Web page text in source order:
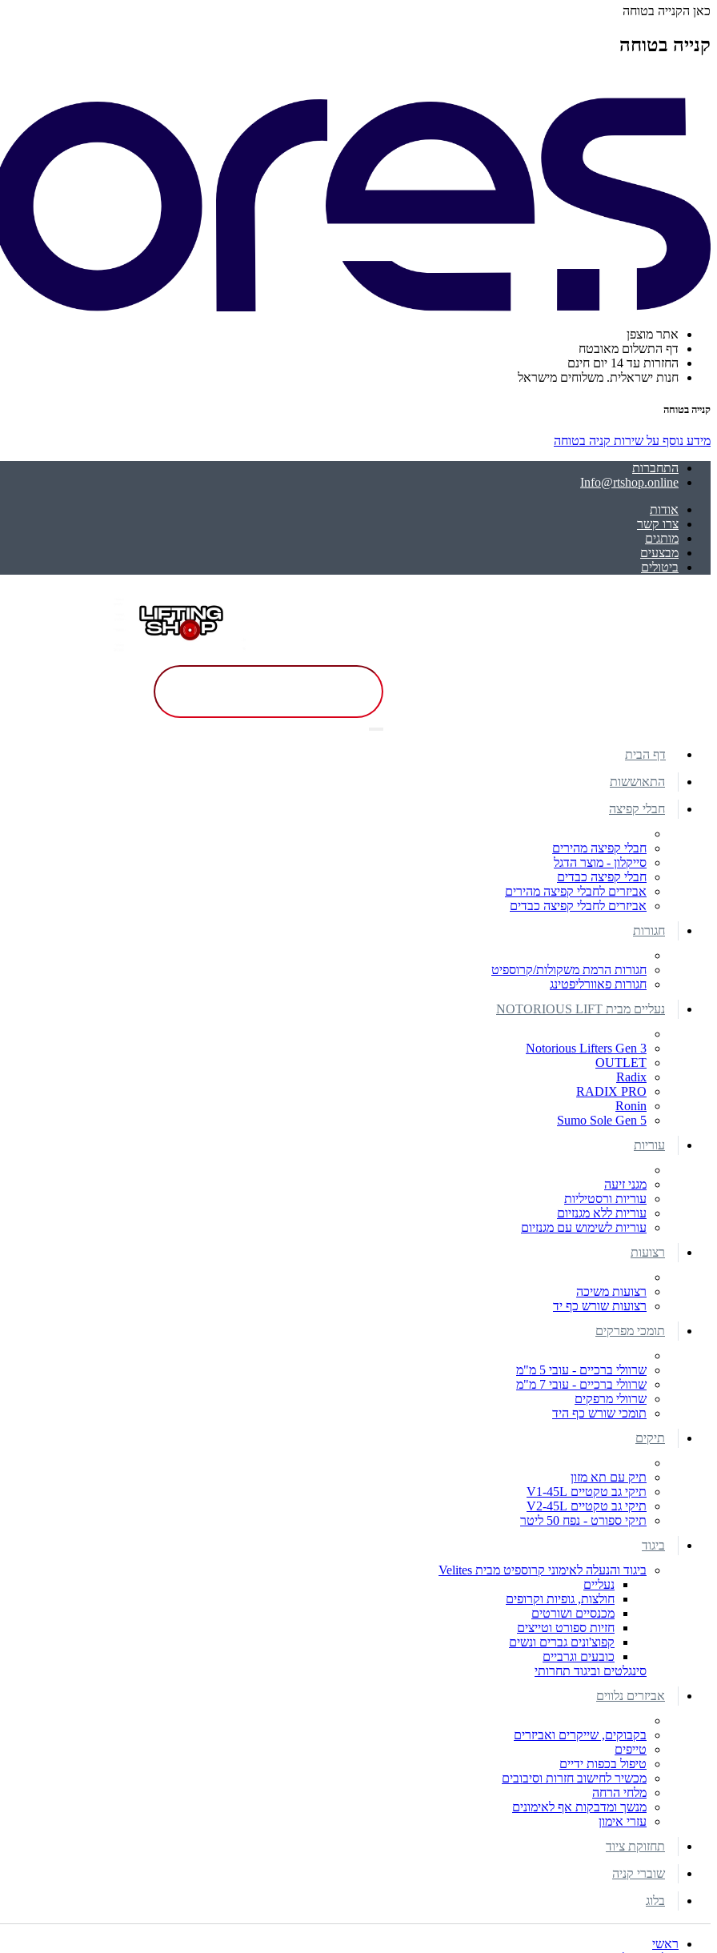
כאן הקנייה בטוחה
קנייה בטוחה
אתר מוצפן
דף התשלום מאובטח
החזרות עד 14 יום חינם
חנות ישראלית. משלוחים מישראל
קנייה בטוחה
מידע נוסף על שירות קניה בטוחה
התחברות
Info@rtshop.online
אודות
צרו קשר
מותגים
מבצעים
ביטולים
דף הבית
התאוששות
חבלי קפיצה
חבלי קפיצה מהירים
סייקלון - מוצר הדגל
חבלי קפיצה כבדים
אביזרים לחבלי קפיצה מהירים
אביזרים לחבלי קפיצה כבדים
חגורות
חגורות הרמת משקולות/קרוספיט
חגורות פאוורליפטינג
נעליים מבית NOTORIOUS LIFT
Notorious Lifters Gen 3
OUTLET
Radix
RADIX PRO
Ronin
Sumo Sole Gen 5
עוריות
מגני זיעה
עוריות ורסטיליות
עוריות ללא מגנזיום
עוריות לשימוש עם מגנזיום
רצועות
רצועות משיכה
רצועות שורש כף יד
תומכי מפרקים
שרוולי ברכיים - עובי 5 מ"מ
שרוולי ברכיים - עובי 7 מ"מ
שרוולי מרפקים
תומכי שורש כף היד
תיקים
תיק עם תא מזון
תיקי גב טקטיים V1-45L
תיקי גב טקטיים V2-45L
תיקי ספורט - נפח 50 ליטר
ביגוד
ביגוד והנעלה לאימוני קרוספיט מבית Velites
נעליים
חולצות, גופיות וקרופים
מכנסיים ושורטים
חזיות ספורט וטייצים
קפוצ'ונים גברים ונשים
כובעים וגרביים
סינגלטים וביגוד תחרותי
אביזרים נלווים
בקבוקים, שייקרים ואביזרים
טייפים
טיפול בכפות ידיים
מכשיר לחישוב חזרות וסיבובים
מלחי הרחה
מנשך ומדבקות אף לאימונים
עזרי אימון
תחזוקת ציוד
שוברי קניה
בלוג
ראשי